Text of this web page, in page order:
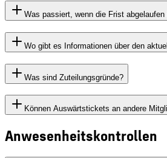
Was passiert, wenn die Frist abgelaufen
Wo gibt es Informationen über den
Was sind Zuteilungsgründe?
Können Auswärtstickets an andere
Anwesenheitskontrollen